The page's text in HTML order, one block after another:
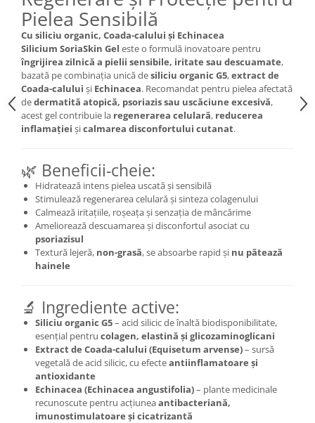
Mary & May
COSRX
BIODANCE
OOTD
Cettua
Haruharu Wonder
Medicube
Dr. Althea
DELLA BORN
Seleniu
Seminte de in
Silimarina
Spirulina
Ulei de cocos
Ulei de peste
Vitamina A
Vitamina B
Vitamina C
Vitamina D
Vitamina E
Zinc
Cătină
Chlorella
Colina
Electroliti
Produse Apicole
Pielea Sensibilă
Cu siliciu organic, Coada-calului și Echinacea
Silicium SoriaSkin Gel este o formulă inovatoare pentru
îngrijirea zilnică a pielii sensibile, iritate sau descuamate,
bazată pe combinația unică desiliciu organic G5,extract de
Coada-calului și Echinacea. Recomandat pentru pielea afectată
dedermatită atopică, psoriazis sau uscăciune excesivă,
acest gel contribuie la regenerarea celulară, reducerea
inflamației șicalmarea disconfortului cutanat.
🌿 Beneficii-cheie:
Hidratează intens pielea uscată și sensibilă
Stimulează regenerarea celulară și sinteza colagenului
Calmează iritațiile, roșeața și senzația de mâncărime
Ameliorează descuamarea și disconfortul asociat cu
psoriazisul
Textură lejeră, non-grasă, se absoarbe rapid și nu pătează
hainele
🔬 Ingrediente active:
Siliciu organic G5– acid silicic de înaltă biodisponibilitate,
esențial pentru colagen, elastină și glicozaminoglicani
Extract de Coada-calului (Equisetum arvense)– sursă
vegetală de acid silicic, cu efecteantiinflamatoare și
antioxidante
Echinacea (Echinacea angustifolia)– plante medicinale
recunoscute pentru acțiuneaantibacteriană,
imunostimulatoare și cicatrizantă